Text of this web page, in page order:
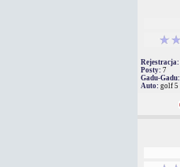
Rejestracja:
Posty: 7
Gadu-Gadu:
Auto: golf 5